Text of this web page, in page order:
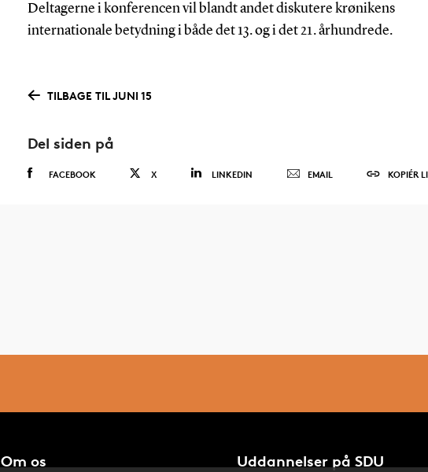
Deltagerne i konferencen vil blandt andet diskutere krønikens
internationale betydning i både det 13. og i det 21. århundrede.
TILBAGE TIL JUNI 15
Del siden på
FACEBOOK X LINKEDIN EMAIL KOPIÉR
Om os Uddannelser på SDU